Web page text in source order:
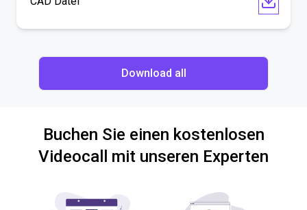
Download all
Buchen Sie einen kostenlosen
Videocall mit unseren Experten